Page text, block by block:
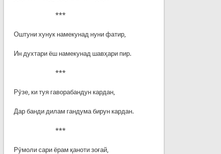
***
Оштуни хунук намекунад нуни фатир,
Ин духтари ёш намекунад шавҳари пир.
***
Рӯзе, ки туя гаворабандун кардан,
Дар банди дилам гандума бирун кардан.
***
Рӯмоли сари ёрам қаноти зоғай,